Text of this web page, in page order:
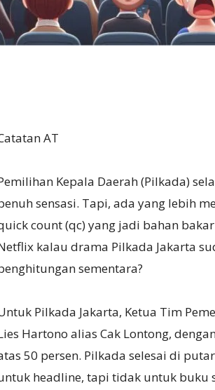
AT
Kepala Daerah (Pilkada)
sensasi. Tapi, ada yang lebih
count (qc) yang jadi bahan
kalau drama Pilkada Jakarta
sementara?
Pilkada Jakarta, Ketua Tim
Hartono alias Cak Lontong,
50 persen. Pilkada selesai di
headline, tapi tidak untuk buku